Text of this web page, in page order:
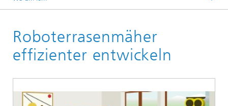
Referenzprojekte
Roboterrasenmäher
effizienter entwickeln